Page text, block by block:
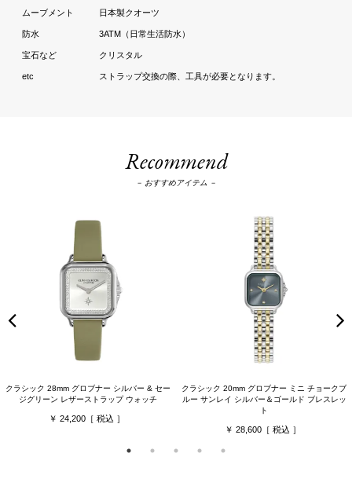
日本製クオーツ
3ATM（日常生活防水）
クリスタル
ストラップ交換の際、工具が必要となります。
Recommend
－ おすすめアイテム －
クラシック 28mm グロブナー シルバー & セー
ジグリーン レザーストラップ ウォッチ
24,200
クラシック 20mm グロブナー ミニ チョークブ
ルー サンレイ シルバー＆ゴールド ブレスレッ
ト
28,600